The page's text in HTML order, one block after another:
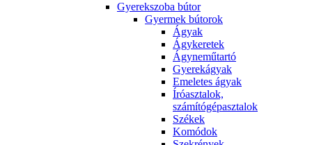
Gyerekszoba bútor
Gyermek bútorok
Ágyak
Ágykeretek
Ágyneműtartó
Gyerekágyak
Emeletes ágyak
Íróasztalok,
számítógépasztalok
Székek
Komódok